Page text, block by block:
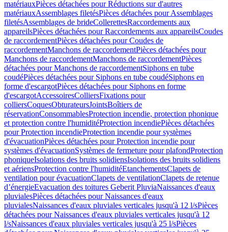
matériauxPièces détachées pour Réductions sur d'autres
matériauxAssemblages filetésPièces détachées pour Assemblages
filetésAssemblages de brideCollerettesRaccordements aux
appareilsPièces détachées pour Raccordements aux appareilsCoudes
de raccordementPièces détachées pour Coudes de
raccordementManchons de raccordementPièces détachées pour
Manchons de raccordementManchons de raccordementPièces
détachées pour Manchons de raccordementSiphons en tube
coudéPièces détachées pour Siphons en tube coudéSiphons en
forme d'escargotPièces détachées pour Siphons en forme
d'escargotAccessoiresColliersFixations pour
colliersCoquesObturateursJointsBoîtiers de
réservationConsommablesProtection incendie, protection phonique
et protection contre l'humiditéProtection incendiePièces détachées
pour Protection incendieProtection incendie pour systèmes
d'évacuationPièces détachées pour Protection incendie pour
systèmes d'évacuationSystèmes de fermeture pour plafondProtection
phoniqueIsolations des bruits solidiensIsolations des bruits solidiens
et aériensProtection contre l'humiditéEtanchementsClapets de
ventilation pour évacuationClapets de ventilationClapets de retenue
d’énergieEvacuation des toitures Geberit PluviaNaissances d'eaux
pluvialesPièces détachées pour Naissances d'eaux
pluvialesNaissances d'eaux pluviales verticales jusqu'à 12 l/sPièces
détachées pour Naissances d'eaux pluviales verticales jusqu'à 12
l/sNaissances d'eaux pluviales verticales jusqu'à 25 l/sPièces